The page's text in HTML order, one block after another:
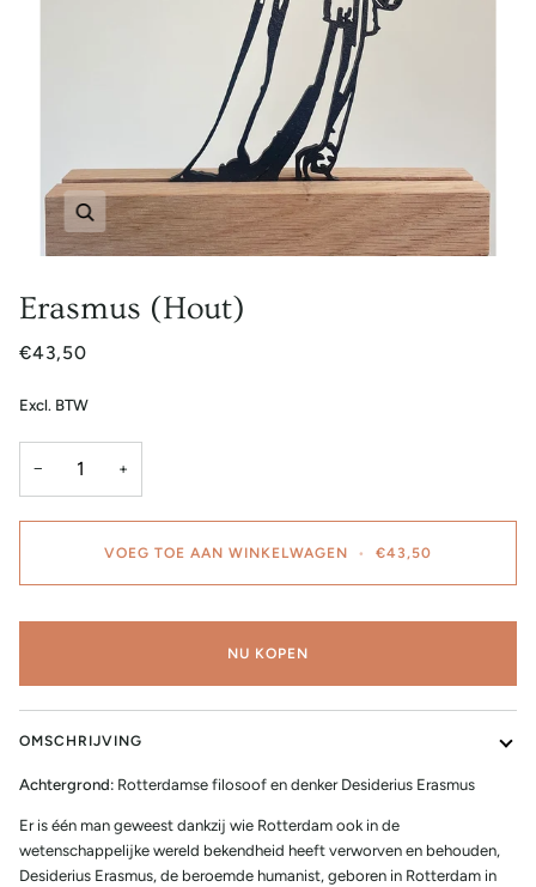
Zoem
Erasmus (Hout)
€43,50
Excl. BTW
− +
VOEG TOE AAN WINKELWAGEN • €43,50
NU KOPEN
OMSCHRIJVING
Achtergrond: Rotterdamse filosoof en denker Desiderius Erasmus
Er is één man geweest dankzij wie Rotterdam ook in de
wetenschappelijke wereld bekendheid heeft verworven en behouden,
Desiderius Erasmus, de beroemde humanist, geboren in Rotterdam in